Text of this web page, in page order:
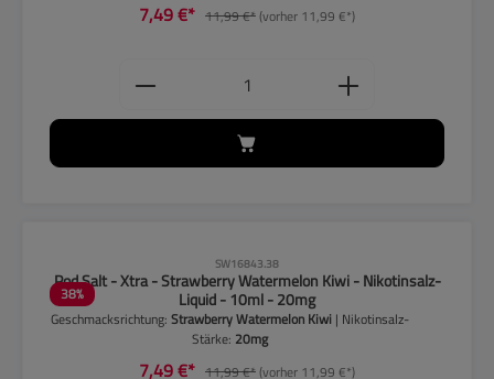
7,49 €* 11,99 €*(vorher 11,99 €*)
Produkt Anzahl: Gib den
38%
SW16843.38
Pod Salt - Xtra - Strawberry Watermelon Kiwi - Nikotinsalz-
Liquid - 10ml - 20mg
Geschmacksrichtung:Strawberry Watermelon Kiwi | Nikotinsalz-
Stärke: 20mg
7,49 €* 11,99 €*(vorher 11,99 €*)